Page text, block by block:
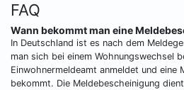
FAQ
Wann bekommt man eine
In Deutschland ist es nach dem
man sich bei einem Wohnungswechsel
Einwohnermeldeamt anmeldet und eine
bekommt. Die Meldebescheinigung